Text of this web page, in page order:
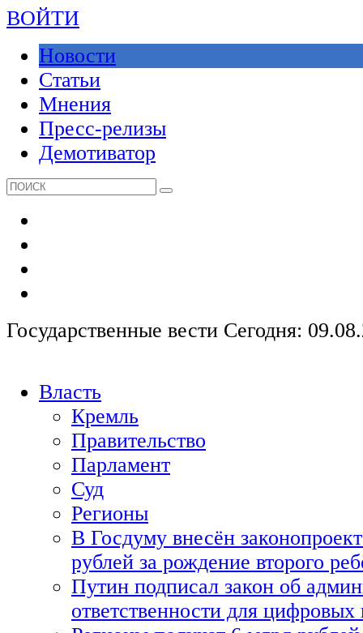
ВОЙТИ
Новости
Статьи
Мнения
Пресс-релизы
Демотиватор
Государственные вести Сегодня:
Власть
Кремль
Правительство
Парламент
Суд
Регионы
В Госдуму внесён
рублей за рождение второго
Путин подписал закон об
ответственности для